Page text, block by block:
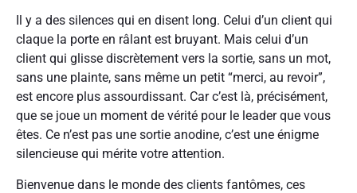
Il y a des silences qui en disent long. Celui d’un client qui
claque la porte en râlant est bruyant. Mais celui d’un
client qui glisse discrètement vers la sortie, sans un mot,
sans une plainte, sans même un petit “merci, au revoir”,
est encore plus assourdissant. Car c’est là, précisément,
que se joue un moment de vérité pour le leader que vous
êtes. Ce n’est pas une sortie anodine, c’est une énigme
silencieuse qui mérite votre attention.
Bienvenue dans le monde des clients fantômes, ces